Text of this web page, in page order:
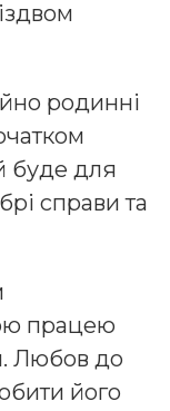
родинні
буде для
справи та
працею
Любов до
його